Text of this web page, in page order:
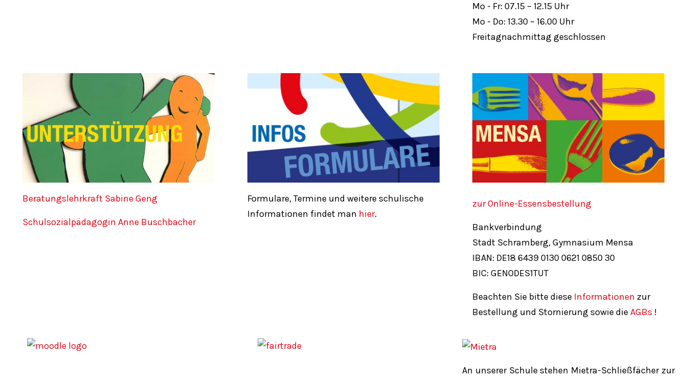
Mo - Fr: 07.15 – 12.15 Uhr
Mo - Do: 13.30 – 16.00 Uhr
Freitagnachmittag geschlossen
Beratungslehrkraft Sabine Geng
Schulsozialpädagogin Anne Buschbacher
Formulare, Termine und weitere schulische
Informationen findet man hier.
zur Online-Essensbestellung
Bankverbindung
Stadt Schramberg, Gymnasium Mensa
IBAN: DE18 64390130 0621 0850 30
BIC: GENODES1TUT
Beachten Sie bitte diese Informationen zur
Bestellung und Stornierung sowie die AGBs !
An unserer Schule stehen Mietra-Schließfächer zur